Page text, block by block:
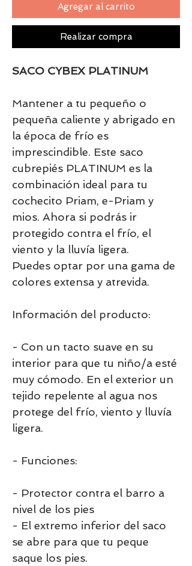
Agregar al carrito
Realizar compra
SACO CYBEX PLATINUM
Mantener a tu pequeño o
pequeña caliente y abrigado en
la época de frío es
imprescindible. Este saco
cubrepiés PLATINUM es la
combinación ideal para tu
cochecito Priam, e-Priam y
mios. Ahora si podrás ir
protegido contra el frío, el
viento y la lluvía ligera.
Puedes optar por una gama de
colores extensa y atrevida.
Información del producto:
- Con un tacto suave en su
interior para que tu niño/a esté
muy cómodo. En el exterior un
tejido repelente al agua nos
protege del frío, viento y lluvía
ligera.
- Funciones:
- Protector contra el barro a
nivel de los pies
- El extremo inferior del saco
se abre para que tu peque
saque los pies.